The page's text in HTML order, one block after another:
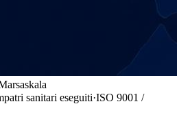
sanitari eseguiti·ISO 9001 /